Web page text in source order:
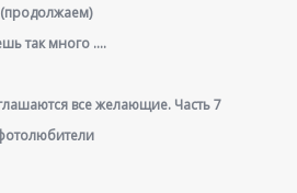
так много ....
все желающие. Часть 7